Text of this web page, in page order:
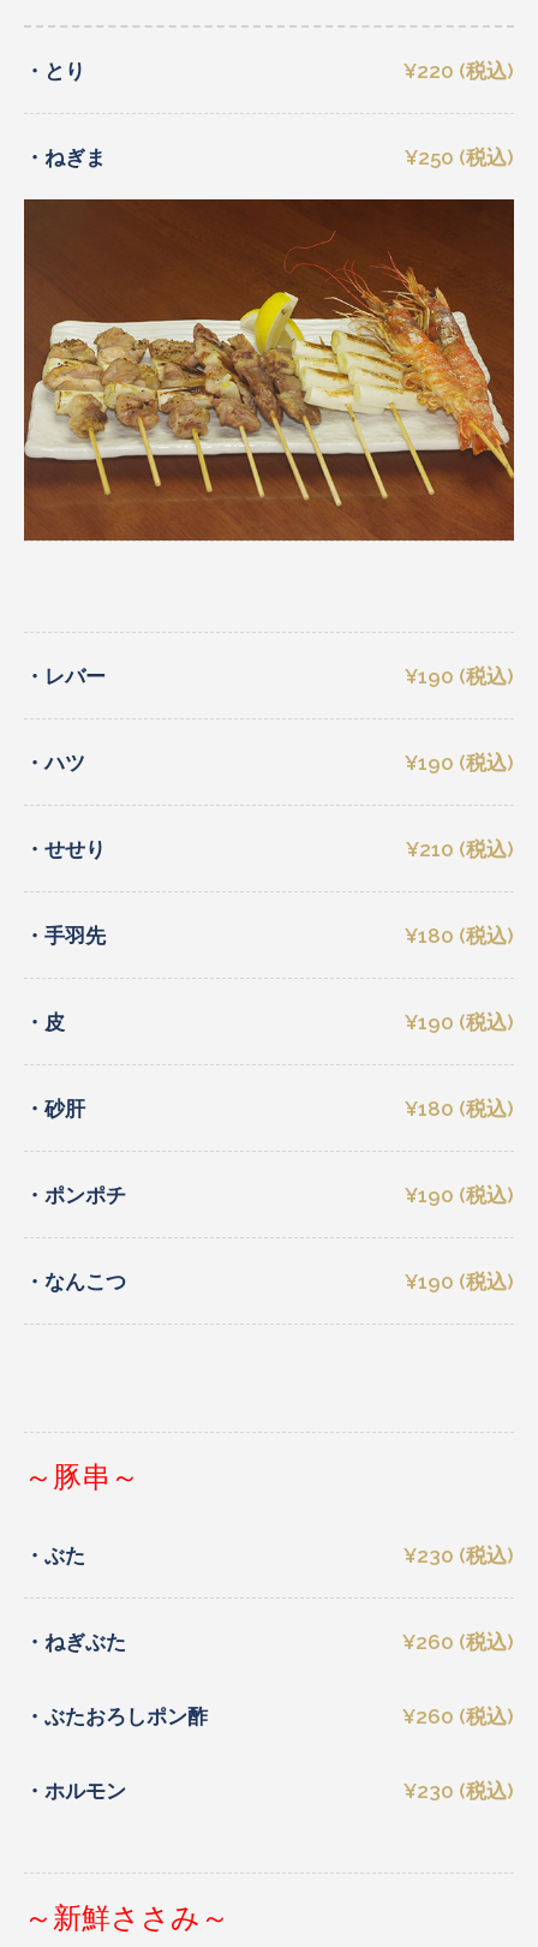
・とり ¥220 (税込)
・ねぎま ¥250 (税込)
・レバー ¥190 (税込)
・ハツ ¥190 (税込)
・せせり ¥210 (税込)
・手羽先 ¥180 (税込)
・皮 ¥190 (税込)
・砂肝 ¥180 (税込)
・ポンポチ ¥190 (税込)
・なんこつ ¥190 (税込)
～豚串～
・ぶた ¥230 (税込)
・ねぎぶた ¥260 (税込)
・ぶたおろしポン酢 ¥260 (税込)
・ホルモン ¥230 (税込)
～新鮮ささみ～